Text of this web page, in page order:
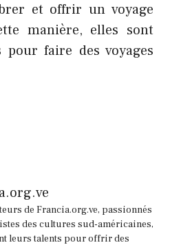
et offrir un voyage
manière, elles sont
pour faire des voyages
de Francia.org.ve, passionnés
des cultures sud-américaines,
leurs talents pour offrir des